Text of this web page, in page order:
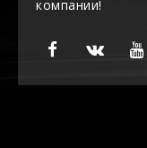
компании!